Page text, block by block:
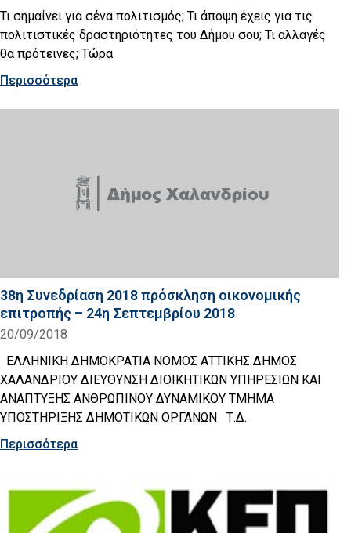
Τι σημαίνει για σένα πολιτισμός; Τι άποψη έχεις για τις
πολιτιστικές δραστηριότητες του Δήμου σου; Τι αλλαγές
θα πρότεινες; Τώρα
Περισσότερα
38η Συνεδρίαση 2018 πρόσκληση οικονομικής
επιτροπής – 24η Σεπτεμβρίου 2018
20/09/2018
ΕΛΛΗΝΙΚΗ ΔΗΜΟΚΡΑΤΙΑ ΝΟΜΟΣ ΑΤΤΙΚΗΣ ΔΗΜΟΣ
ΧΑΛΑΝΔΡΙΟΥ ΔΙΕΥΘΥΝΣΗ ΔΙΟΙΚΗΤΙΚΩΝ ΥΠΗΡΕΣΙΩΝ ΚΑΙ
ΑΝΑΠΤΥΞΗΣ ΑΝΘΡΩΠΙΝΟΥ ΔΥΝΑΜΙΚΟΥ ΤΜΗΜΑ
ΥΠΟΣΤΗΡΙΞΗΣ ΔΗΜΟΤΙΚΩΝ ΟΡΓΑΝΩΝ Τ.Δ.
Περισσότερα